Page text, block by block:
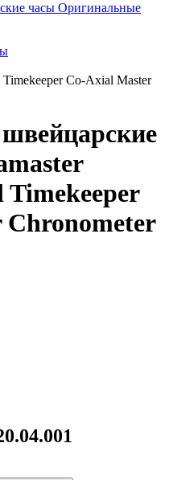
часы Оригинальные
Co-Axial Master